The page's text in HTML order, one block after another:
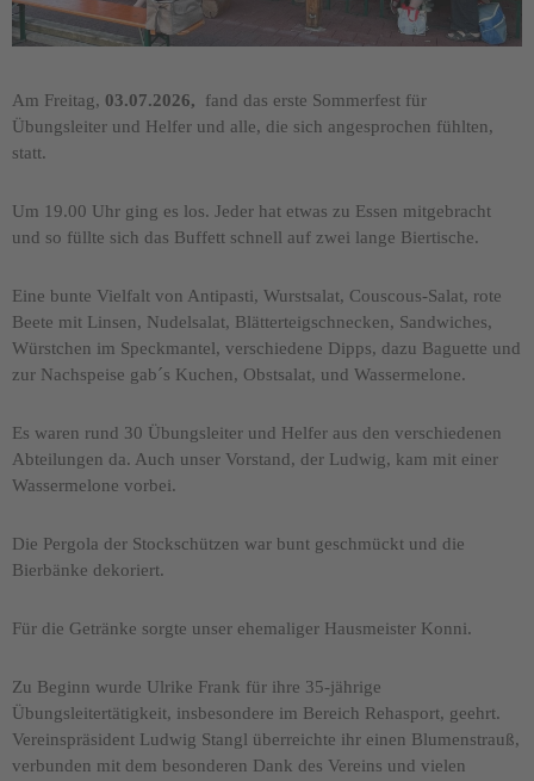
Am Freitag, 03.07.2026, fand das erste Sommerfest für
Übungsleiter und Helfer und alle, die sich angesprochen fühlten,
statt.
Um 19.00 Uhr ging es los. Jeder hat etwas zu Essen mitgebracht
und so füllte sich das Buffett schnell auf zwei lange Biertische.
Eine bunte Vielfalt von Antipasti, Wurstsalat, Couscous-Salat, rote
Beete mit Linsen, Nudelsalat, Blätterteigschnecken, Sandwiches,
Würstchen im Speckmantel, verschiedene Dipps, dazu Baguette und
zur Nachspeise gab´s Kuchen, Obstsalat, und Wassermelone.
Es waren rund 30 Übungsleiter und Helfer aus den verschiedenen
Abteilungen da. Auch unser Vorstand, der Ludwig, kam mit einer
Wassermelone vorbei.
Die Pergola der Stockschützen war bunt geschmückt und die
Bierbänke dekoriert.
Für die Getränke sorgte unser ehemaliger Hausmeister Konni.
Zu Beginn wurde Ulrike Frank für ihre 35-jährige
Übungsleitertätigkeit, insbesondere im Bereich Rehasport, geehrt.
Vereinspräsident Ludwig Stangl überreichte ihr einen Blumenstrauß,
verbunden mit dem besonderen Dank des Vereins und vielen